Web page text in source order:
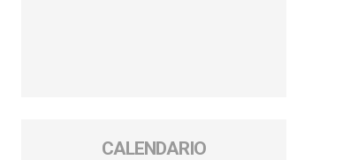
CALENDARIO